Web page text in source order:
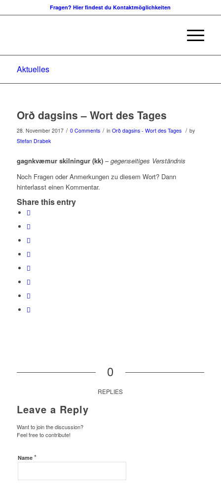
Fragen? Hier findest du Kontaktmöglichkeiten
Aktuelles
Orð dagsins – Wort des Tages
28. November 2017 / 0 Comments / in Orð dagsins - Wort des Tages / by
Stefan Drabek
gagnkvæmur skilningur (kk) – gegenseitiges Verständnis
Noch Fragen oder Anmerkungen zu diesem Wort? Dann
hinterlasst einen Kommentar.
Share this entry
0
REPLIES
Leave a Reply
Want to join the discussion?
Feel free to contribute!
Name *